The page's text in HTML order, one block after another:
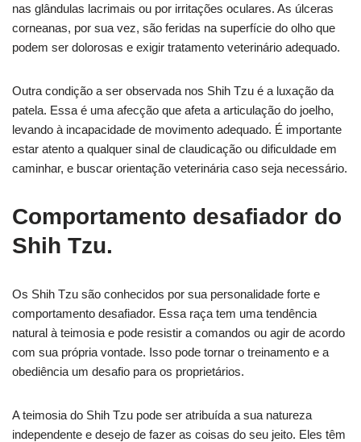
nas glândulas lacrimais ou por irritações oculares. As úlceras
corneanas, por sua vez, são feridas na superfície do olho que
podem ser dolorosas e exigir tratamento veterinário adequado.
Outra condição a ser observada nos Shih Tzu é a luxação da
patela. Essa é uma afecção que afeta a articulação do joelho,
levando à incapacidade de movimento adequado. É importante
estar atento a qualquer sinal de claudicação ou dificuldade em
caminhar, e buscar orientação veterinária caso seja necessário.
Comportamento desafiador do
Shih Tzu.
Os Shih Tzu são conhecidos por sua personalidade forte e
comportamento desafiador. Essa raça tem uma tendência
natural à teimosia e pode resistir a comandos ou agir de acordo
com sua própria vontade. Isso pode tornar o treinamento e a
obediência um desafio para os proprietários.
A teimosia do Shih Tzu pode ser atribuída a sua natureza
independente e desejo de fazer as coisas do seu jeito. Eles têm